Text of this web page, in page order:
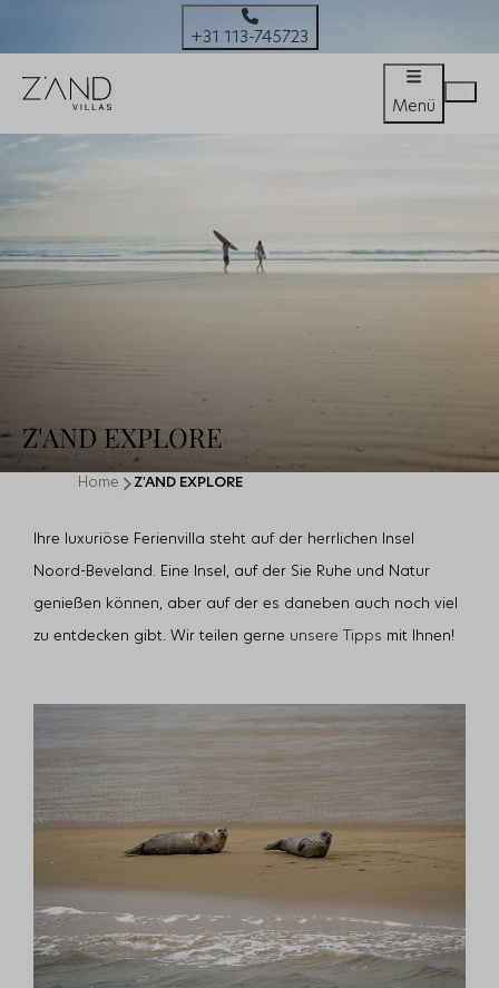
+31 113-745723
Menü
Z'AND EXPLORE
Home Z'AND EXPLORE
Ihre luxuriöse Ferienvilla steht auf der herrlichen Insel
Noord-Beveland. Eine Insel, auf der Sie Ruhe und Natur
genießen können, aber auf der es daneben auch noch viel
zu entdecken gibt. Wir teilen gerne unsere Tipps mit Ihnen!